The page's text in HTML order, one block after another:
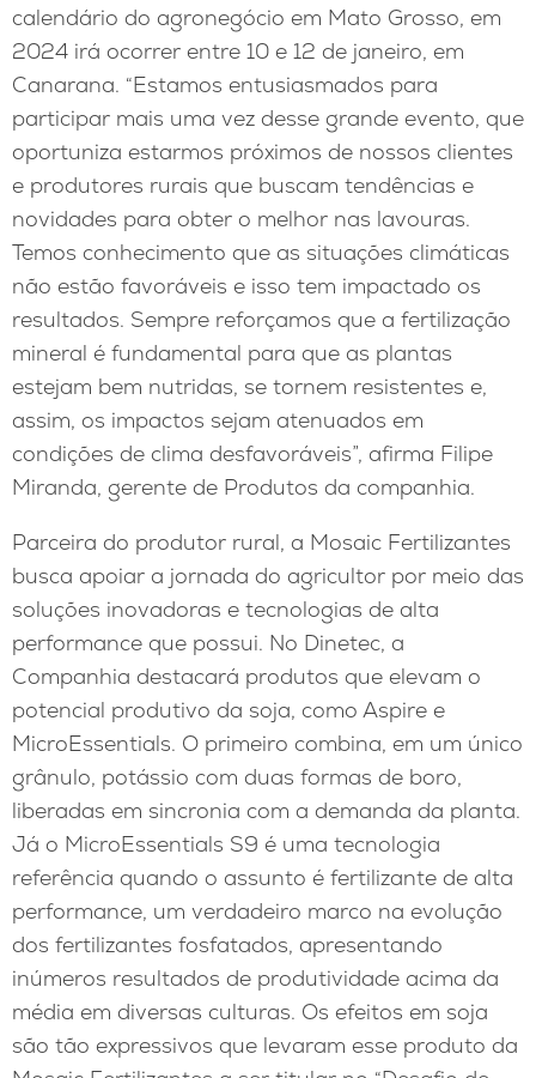
calendário do agronegócio em Mato Grosso, em
2024 irá ocorrer entre 10 e 12 de janeiro, em
Canarana. “Estamos entusiasmados para
participar mais uma vez desse grande evento, que
oportuniza estarmos próximos de nossos clientes
e produtores rurais que buscam tendências e
novidades para obter o melhor nas lavouras.
Temos conhecimento que as situações climáticas
não estão favoráveis e isso tem impactado os
resultados. Sempre reforçamos que a fertilização
mineral é fundamental para que as plantas
estejam bem nutridas, se tornem resistentes e,
assim, os impactos sejam atenuados em
condições de clima desfavoráveis”, afirma Filipe
Miranda, gerente de Produtos da companhia.
Parceira do produtor rural, a Mosaic Fertilizantes
busca apoiar a jornada do agricultor por meio das
soluções inovadoras e tecnologias de alta
performance que possui. No Dinetec, a
Companhia destacará produtos que elevam o
potencial produtivo da soja, como Aspire e
MicroEssentials. O primeiro combina, em um único
grânulo, potássio com duas formas de boro,
liberadas em sincronia com a demanda da planta.
Já o MicroEssentials S9 é uma tecnologia
referência quando o assunto é fertilizante de alta
performance, um verdadeiro marco na evolução
dos fertilizantes fosfatados, apresentando
inúmeros resultados de produtividade acima da
média em diversas culturas. Os efeitos em soja
são tão expressivos que levaram esse produto da